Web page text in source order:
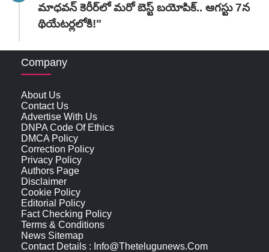
మాధవన్‌ కెరీర్‌లో మరో బెస్ట్ బయోపిక్.. ఆగస్టు 7న
థియేటర్లలోకి!"
Company
About Us
Contact Us
Advertise With Us
DNPA Code Of Ethics
DMCA Policy
Correction Policy
Privacy Policy
Authors Page
Disclaimer
Cookie Policy
Editorial Policy
Fact Checking Policy
Terms & Conditions
News Sitemap
Contact Details : Info@thetelugunews.com